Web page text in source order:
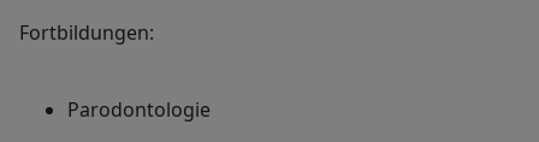
Fortbildungen:
Parodontologie